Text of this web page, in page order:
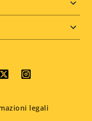
legali